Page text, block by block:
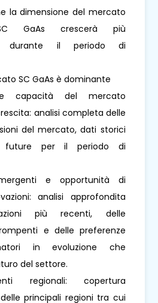
la dimensione del mercato
GaAs crescerà più
durante il periodo di
SC GaAs è dominante
e capacità del mercato
analisi completa delle
del mercato, dati storici
future per il periodo di
e opportunità di
analisi approfondita
più recenti, delle
e delle preferenze
in evoluzione che
del settore.
regionali: copertura
principali regioni tra cui